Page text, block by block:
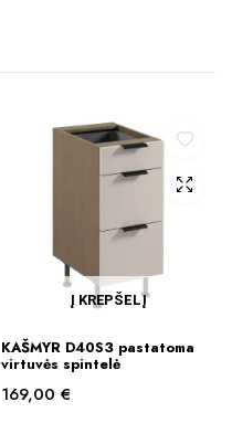
Į KREPŠELĮ
KAŠMYR D40S3 pastatoma
virtuvės spintelė
169,00 €